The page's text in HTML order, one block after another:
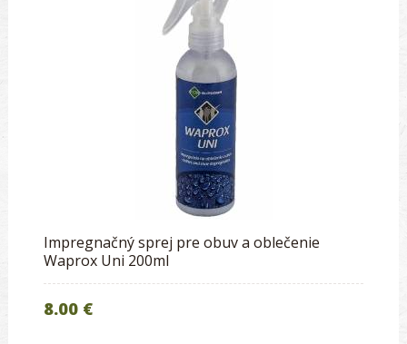
Impregnačný sprej pre obuv a oblečenie
Waprox Uni 200ml
8.00 €